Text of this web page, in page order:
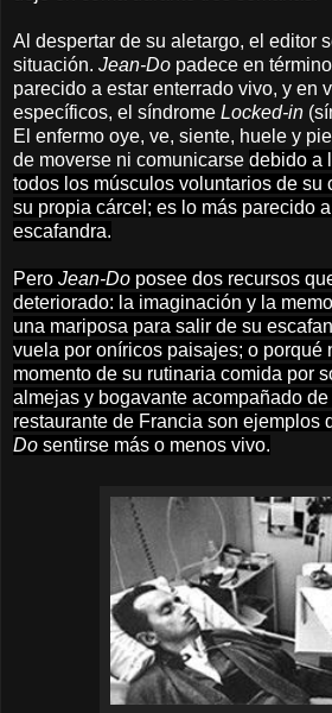
Al despertar de su aletargo, el editor
situación. Jean-Do padece en
parecido a estar enterrado vivo, y en
específicos, el síndrome Locked-in
El enfermo oye, ve, siente, huele y
de moverse ni comunicarse debido a
todos los músculos voluntarios de su
su propia cárcel; es lo más parecido
escafandra.
Pero Jean-Do posee dos recursos
deteriorado: la imaginación y la
una mariposa para salir de su
vuela por oníricos paisajes; o porqué
momento de su rutinaria comida por
almejas y bogavante acompañado
restaurante de Francia son ejemplos
Do sentirse más o menos vivo.